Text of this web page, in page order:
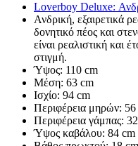
Loverboy Deluxe:
Ανδρική, εξαιρετικά
δονητικό πέος και
είναι ρεαλιστική και
στιγμή.
Ύψος: 110 cm
Μέση: 63 cm
Ισχίο: 94 cm
Περιφέρεια μηρών:
Περιφέρεια γάμπας:
Ύψος καβάλου: 84 cm